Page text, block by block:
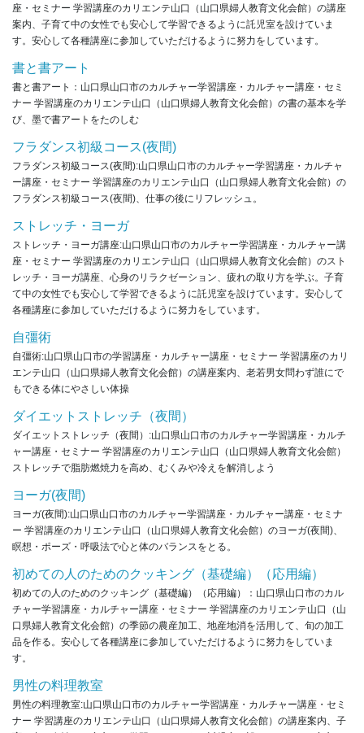
座・セミナー 学習講座のカリエンテ山口（山口県婦人教育文化会館）の講座
案内、子育て中の女性でも安心して学習できるように託児室を設けていま
す。安心して各種講座に参加していただけるように努力をしています。
書と書アート
書と書アート：山口県山口市のカルチャー学習講座・カルチャー講座・セミ
ナー 学習講座のカリエンテ山口（山口県婦人教育文化会館）の書の基本を学
び、墨で書アートをたのしむ
フラダンス初級コース(夜間)
フラダンス初級コース(夜間):山口県山口市のカルチャー学習講座・カルチャ
ー講座・セミナー 学習講座のカリエンテ山口（山口県婦人教育文化会館）の
フラダンス初級コース(夜間)、仕事の後にリフレッシュ。
ストレッチ・ヨーガ
ストレッチ・ヨーガ講座:山口県山口市のカルチャー学習講座・カルチャー講
座・セミナー 学習講座のカリエンテ山口（山口県婦人教育文化会館）のスト
レッチ・ヨーガ講座、心身のリラクゼーション、疲れの取り方を学ぶ。子育
て中の女性でも安心して学習できるように託児室を設けています。安心して
各種講座に参加していただけるように努力をしています。
自彊術
自彊術:山口県山口市の学習講座・カルチャー講座・セミナー 学習講座のカリ
エンテ山口（山口県婦人教育文化会館）の講座案内、老若男女問わず誰にで
もできる体にやさしい体操
ダイエットストレッチ（夜間）
ダイエットストレッチ（夜間）:山口県山口市のカルチャー学習講座・カルチ
ャー講座・セミナー 学習講座のカリエンテ山口（山口県婦人教育文化会館）
ストレッチで脂肪燃焼力を高め、むくみや冷えを解消しよう
ヨーガ(夜間)
ヨーガ(夜間):山口県山口市のカルチャー学習講座・カルチャー講座・セミナ
ー 学習講座のカリエンテ山口（山口県婦人教育文化会館）のヨーガ(夜間)、
瞑想・ポーズ・呼吸法で心と体のバランスをとる。
初めての人のためのクッキング（基礎編）（応用編）
初めての人のためのクッキング（基礎編）（応用編）：山口県山口市のカル
チャー学習講座・カルチャー講座・セミナー 学習講座のカリエンテ山口（山
口県婦人教育文化会館）の季節の農産加工、地産地消を活用して、旬の加工
品を作る。安心して各種講座に参加していただけるように努力をしていま
す。
男性の料理教室
男性の料理教室:山口県山口市のカルチャー学習講座・カルチャー講座・セミ
ナー 学習講座のカリエンテ山口（山口県婦人教育文化会館）の講座案内、子